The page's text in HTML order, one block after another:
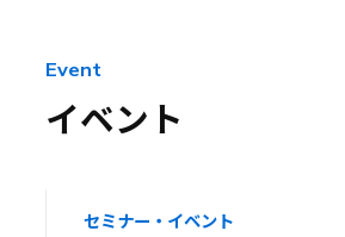
Event
イベント
セミナー・イベント